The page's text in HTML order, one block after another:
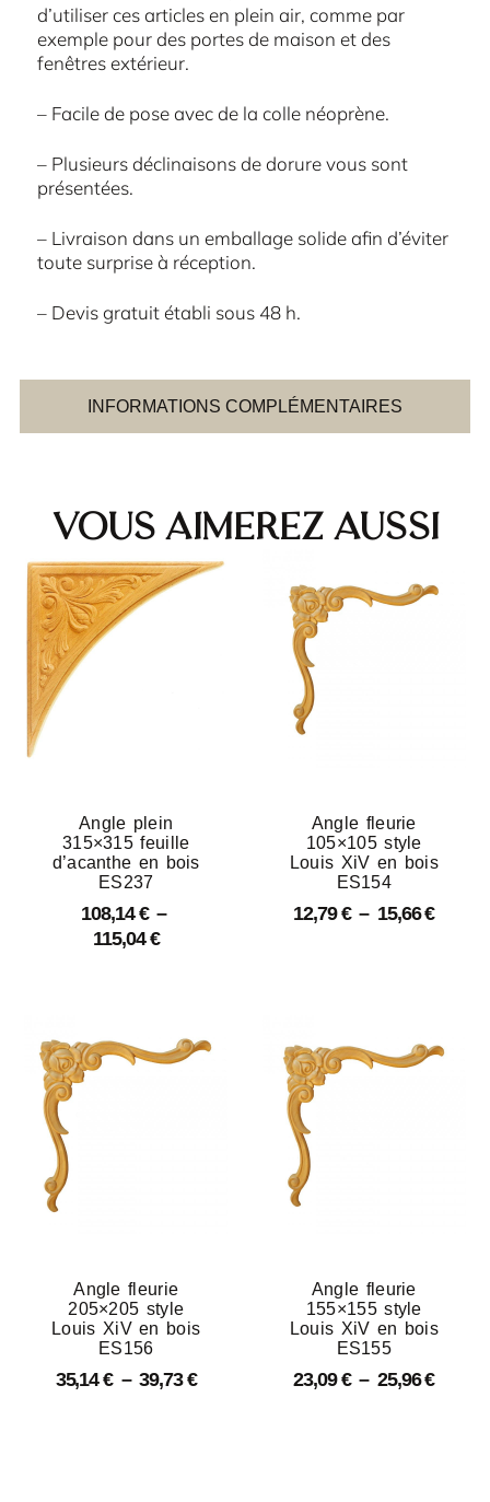
INFORMATIONS COMPLÉMENTAIRES
d’utiliser ces articles en plein air, comme par
exemple pour des portes de maison et des
fenêtres extérieur.
– Facile de pose avec de la colle néoprène.
– Plusieurs déclinaisons de dorure vous sont
présentées.
– Livraison dans un emballage solide afin d’éviter
toute surprise à réception.
– Devis gratuit établi sous 48 h.
Vous aimerez aussi
Angle plein
315×315 feuille
d’acanthe en bois
ES237
108,14€ –
115,04€
Angle fleurie
105×105 style
Louis XiV en bois
ES154
12,79€ – 15,66€
Angle fleurie
205×205 style
Louis XiV en bois
ES156
35,14€ – 39,73€
Angle fleurie
155×155 style
Louis XiV en bois
ES155
23,09€ – 25,96€